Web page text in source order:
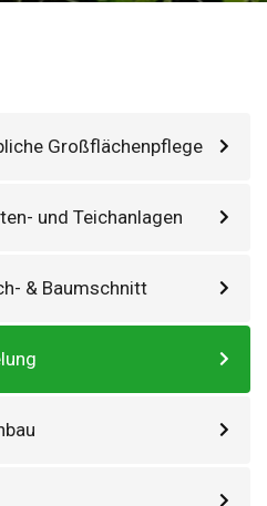
Großflächenpflege
und Teichanlagen
& Baumschnitt